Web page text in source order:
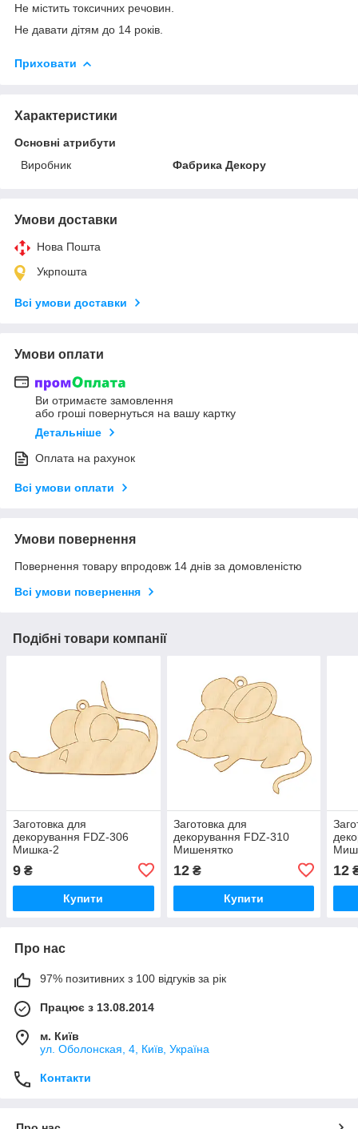
Не містить токсичних речовин.
Не давати дітям до 14 років.
Приховати
Характеристики
Основні атрибути
Виробник
Фабрика Декору
Умови доставки
Нова Пошта
Укрпошта
Всі умови доставки
Умови оплати
Ви отримаєте замовлення
або гроші повернуться на вашу картку
Детальніше
Оплата на рахунок
Всі умови оплати
Умови повернення
Повернення товару впродовж 14 днів за домовленістю
Всі умови повернення
Подібні товари компанії
Заготовка для
декорування FDZ-306
Мишка-2
9 ₴
Купити
Заготовка для
декорування FDZ-310
Мишенятко
12₴
Купити
12
Про нас
97% позитивних з 100 відгуків за рік
Працює з 13.08.2014
м. Київ
ул. Оболонская, 4, Київ, Україна
Контакти